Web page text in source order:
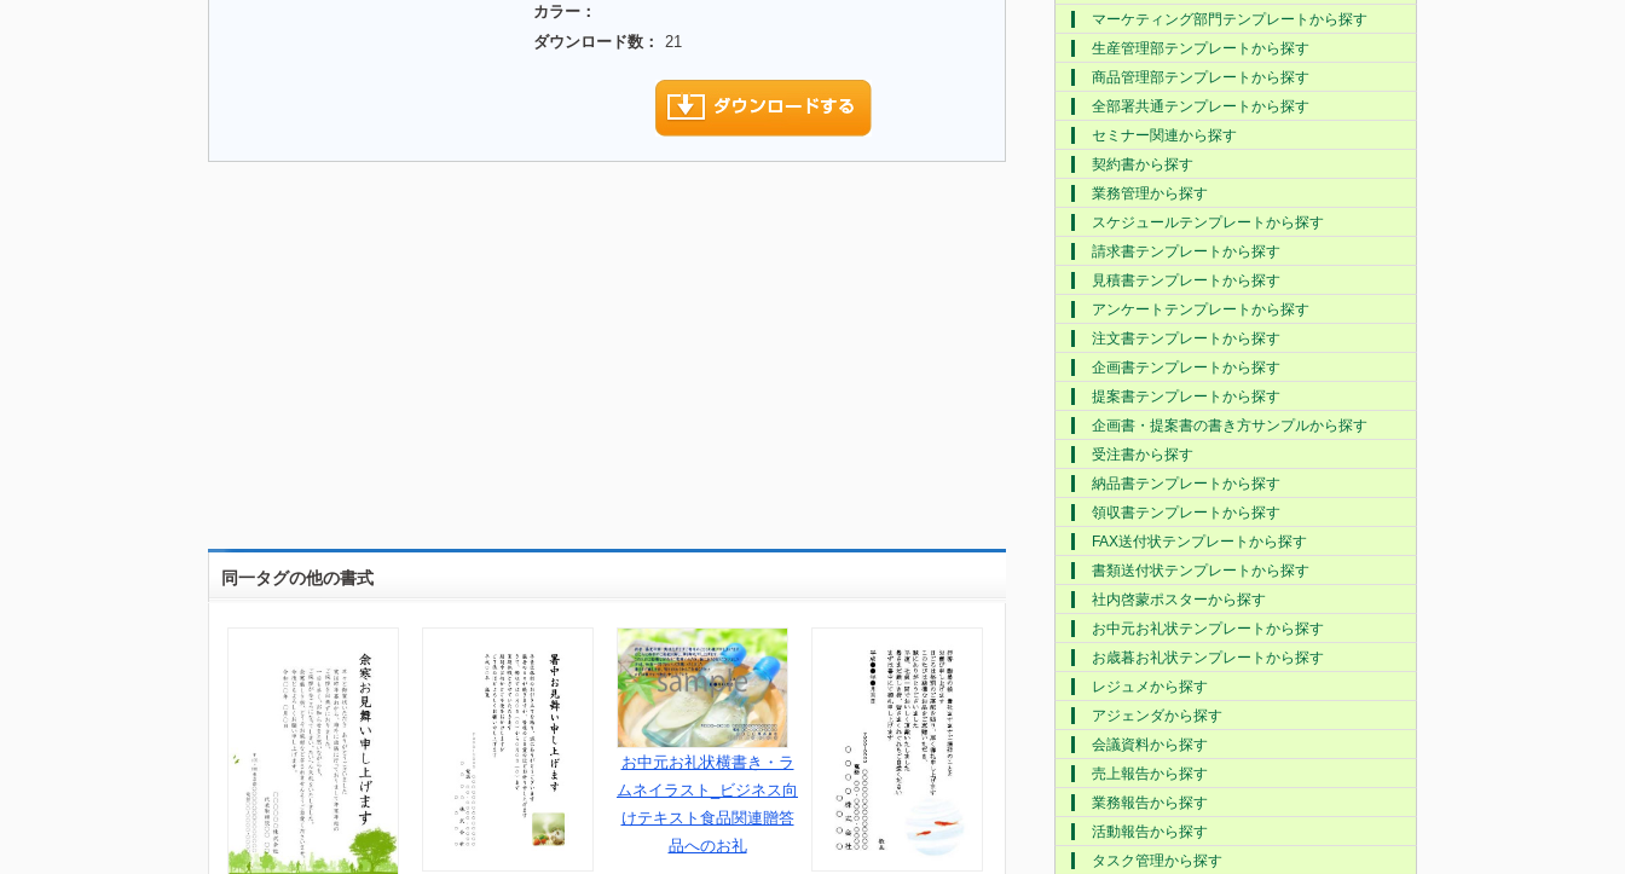
カラー：
ダウンロード数：
21
同一タグの他の書式
お中元お礼状横書き・ラ
ムネイラスト_ビジネス向
けテキスト食品関連贈答
品へのお礼
マーケティング部門テンプレートから探す
生産管理部テンプレートから探す
商品管理部テンプレートから探す
全部署共通テンプレートから探す
セミナー関連から探す
契約書から探す
業務管理から探す
スケジュールテンプレートから探す
請求書テンプレートから探す
見積書テンプレートから探す
アンケートテンプレートから探す
注文書テンプレートから探す
企画書テンプレートから探す
提案書テンプレートから探す
企画書・提案書の書き方サンプルから探す
受注書から探す
納品書テンプレートから探す
領収書テンプレートから探す
FAX送付状テンプレートから探す
書類送付状テンプレートから探す
社内啓蒙ポスターから探す
お中元お礼状テンプレートから探す
お歳暮お礼状テンプレートから探す
レジュメから探す
アジェンダから探す
会議資料から探す
売上報告から探す
業務報告から探す
活動報告から探す
タスク管理から探す